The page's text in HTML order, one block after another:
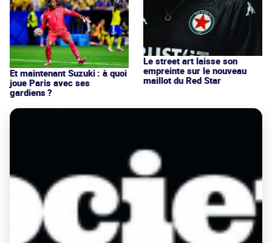
Et maintenant Suzuki : à quoi
joue Paris avec ses
gardiens ?
Le street art laisse son
empreinte sur le nouveau
maillot du Red Star